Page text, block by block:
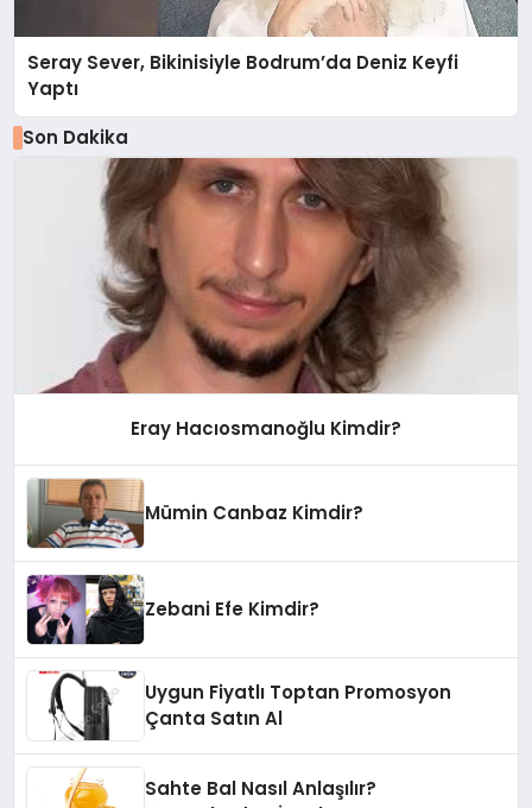
Seray Sever, Bikinisiyle Bodrum’da Deniz Keyfi
Yaptı
Son Dakika
Eray Hacıosmanoğlu Kimdir?
Mümin Canbaz Kimdir?
Zebani Efe Kimdir?
Uygun Fiyatlı Toptan Promosyon
Çanta Satın Al
Sahte Bal Nasıl Anlaşılır?